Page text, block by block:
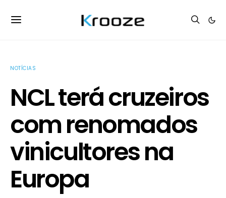
NOTÍCIAS
NCL terá cruzeiros
com renomados
vinicultores na
Europa